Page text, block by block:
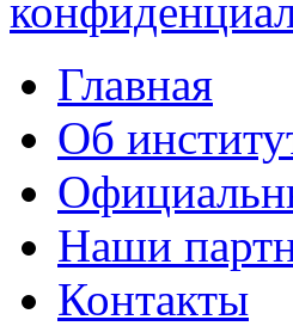
Главная
Об
Наши
Контакты